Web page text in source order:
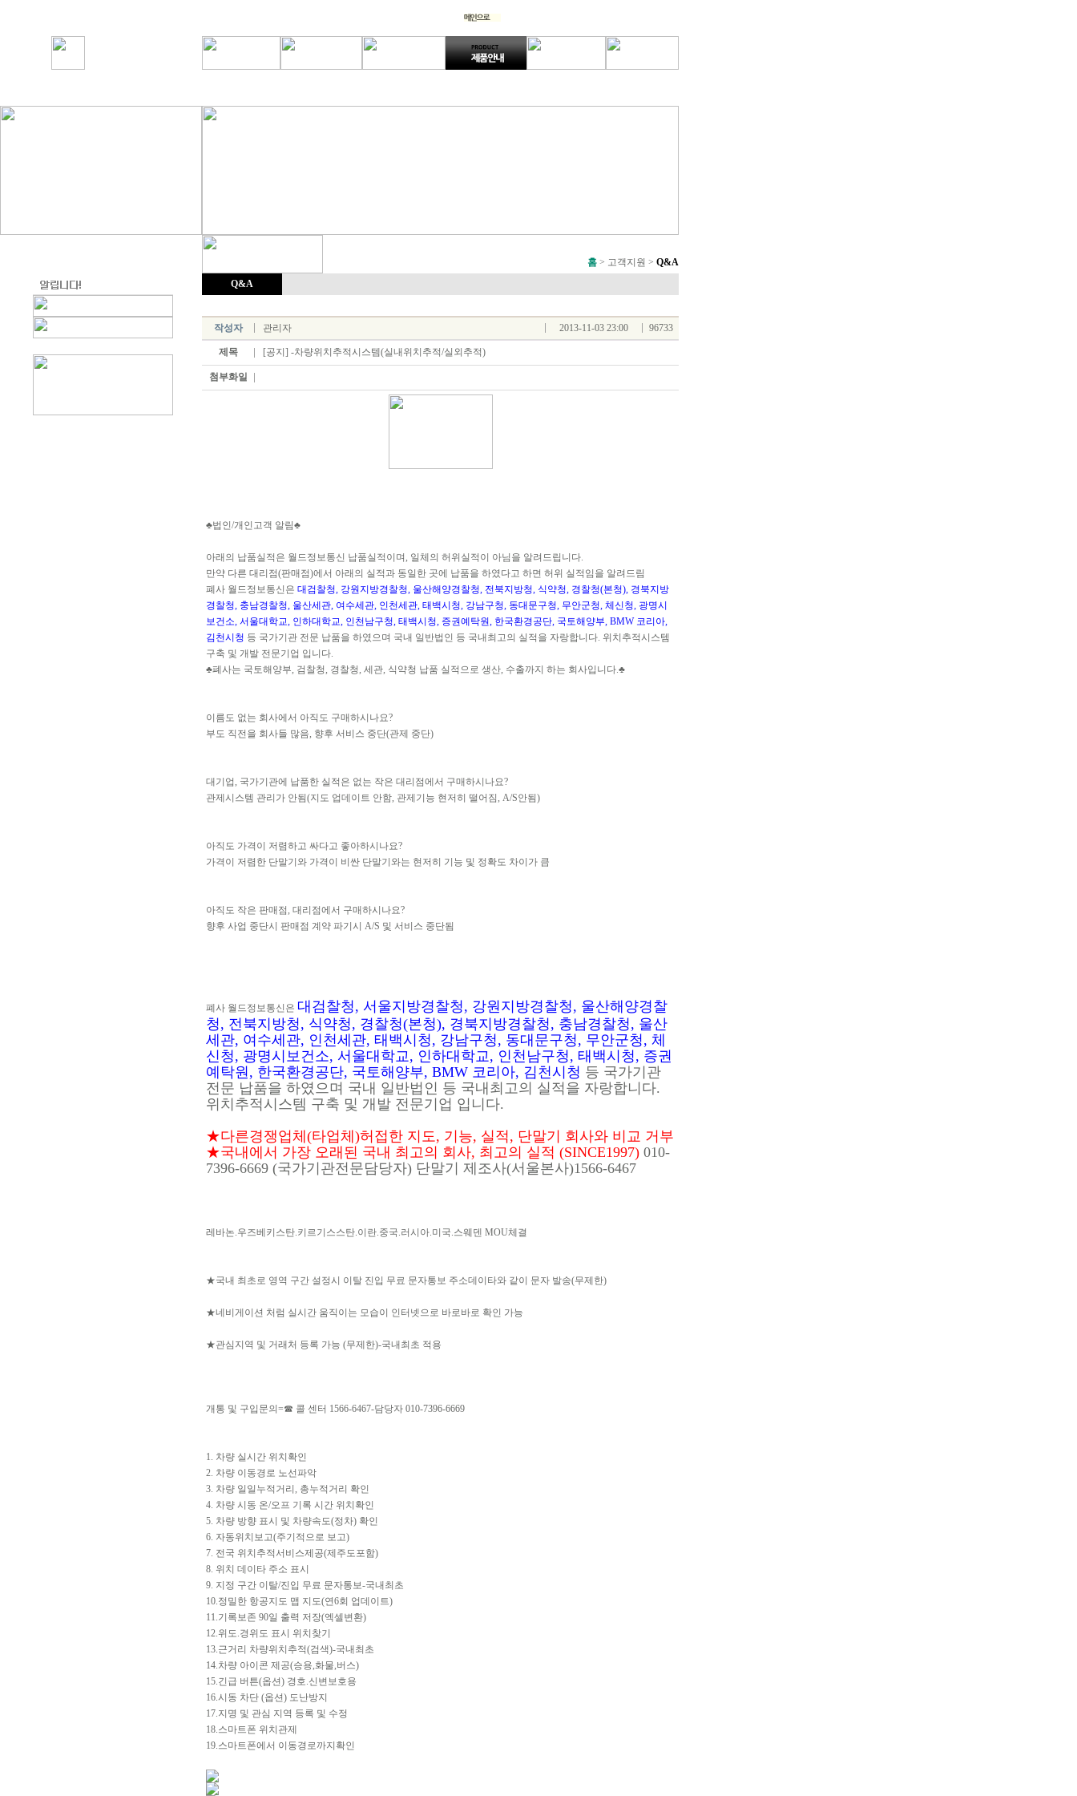
홈 > 고객지원 > Q&A
Q&A
작성자 관리자 2013-11-03 23:00 96733
제목 [공지] -차량위치추적시스템(실내위치추적/실외추적)
첨부화일
♣법인/개인고객 알림♣
아래의 납품실적은 월드정보통신 납품실적이며, 일체의 허위실적이 아님을 알려드립니다.
만약 다른 대리점(판매점)에서 아래의 실적과 동일한 곳에 납품을 하였다고 하면 허위 실적임을 알려드림
폐사 월드정보통신은 대검찰청, 강원지방경찰청, 울산해양경찰청, 전북지방청, 식약청, 경찰청(본청), 경북지방
경찰청, 충남경찰청, 울산세관, 여수세관, 인천세관, 태백시청, 강남구청, 동대문구청, 무안군청, 체신청, 광명시
보건소, 서울대학교, 인하대학교, 인천남구청, 태백시청, 증권예탁원, 한국환경공단, 국토해양부, BMW 코리아,
김천시청 등 국가기관 전문 납품을 하였으며 국내 일반법인 등 국내최고의 실적을 자랑합니다. 위치추적시스템
구축 및 개발 전문기업 입니다.
♣폐사는 국토해양부, 검찰청, 경찰청, 세관, 식약청 납품 실적으로 생산, 수출까지 하는 회사입니다.♣
이름도 없는 회사에서 아직도 구매하시나요?
부도 직전을 회사들 많음, 향후 서비스 중단(관제 중단)
대기업, 국가기관에 납품한 실적은 없는 작은 대리점에서 구매하시나요?
관제시스템 관리가 안됨(지도 업데이트 안함, 관제기능 현저히 떨어짐, A/S안됨)
아직도 가격이 저렴하고 싸다고 좋아하시나요?
가격이 저렴한 단말기와 가격이 비싼 단말기와는 현저히 기능 및 정확도 차이가 큼
아직도 작은 판매점, 대리점에서 구매하시나요?
향후 사업 중단시 판매점 계약 파기시 A/S 및 서비스 중단됨
폐사 월드정보통신은 대검찰청, 서울지방경찰청, 강원지방경찰청, 울산해양경찰
청, 전북지방청, 식약청, 경찰청(본청), 경북지방경찰청, 충남경찰청, 울산
세관, 여수세관, 인천세관, 태백시청, 강남구청, 동대문구청, 무안군청, 체
신청, 광명시보건소, 서울대학교, 인하대학교, 인천남구청, 태백시청, 증권
예탁원, 한국환경공단, 국토해양부, BMW 코리아, 김천시청 등 국가기관
전문 납품을 하였으며 국내 일반법인 등 국내최고의 실적을 자랑합니다.
위치추적시스템 구축 및 개발 전문기업 입니다.
★다른경쟁업체(타업체)허접한 지도, 기능, 실적, 단말기 회사와 비교 거부
★국내에서 가장 오래된 국내 최고의 회사, 최고의 실적 (SINCE1997) 010-
7396-6669 (국가기관전문담당자) 단말기 제조사(서울본사)1566-6467
레바논.우즈베키스탄.키르기스스탄.이란.중국.러시아.미국.스웨덴 MOU체결
★국내 최초로 영역 구간 설정시 이탈 진입 무료 문자통보 주소데이타와 같이 문자 발송(무제한)
★네비게이션 처럼 실시간 움직이는 모습이 인터넷으로 바로바로 확인 가능
★관심지역 및 거래처 등록 가능 (무제한)-국내최초 적용
개통 및 구입문의=☎ 콜 센터 1566-6467-담당자 010-7396-6669
1. 차량 실시간 위치확인
2. 차량 이동경로 노선파악
3. 차량 일일누적거리, 총누적거리 확인
4. 차량 시동 온/오프 기록 시간 위치확인
5. 차량 방향 표시 및 차량속도(정차) 확인
6. 자동위치보고(주기적으로 보고)
7. 전국 위치추적서비스제공(제주도포함)
8. 위치 데이타 주소 표시
9. 지정 구간 이탈/진입 무료 문자통보-국내최초
10.정밀한 항공지도 맵 지도(연6회 업데이트)
11.기록보존 90일 출력 저장(엑셀변환)
12.위도.경위도 표시 위치찾기
13.근거리 차량위치추적(검색)-국내최초
14.차량 아이콘 제공(승용,화물,버스)
15.긴급 버튼(옵션) 경호.신변보호용
16.시동 차단 (옵션) 도난방지
17.지명 및 관심 지역 등록 및 수정
18.스마트폰 위치관제
19.스마트폰에서 이동경로까지확인